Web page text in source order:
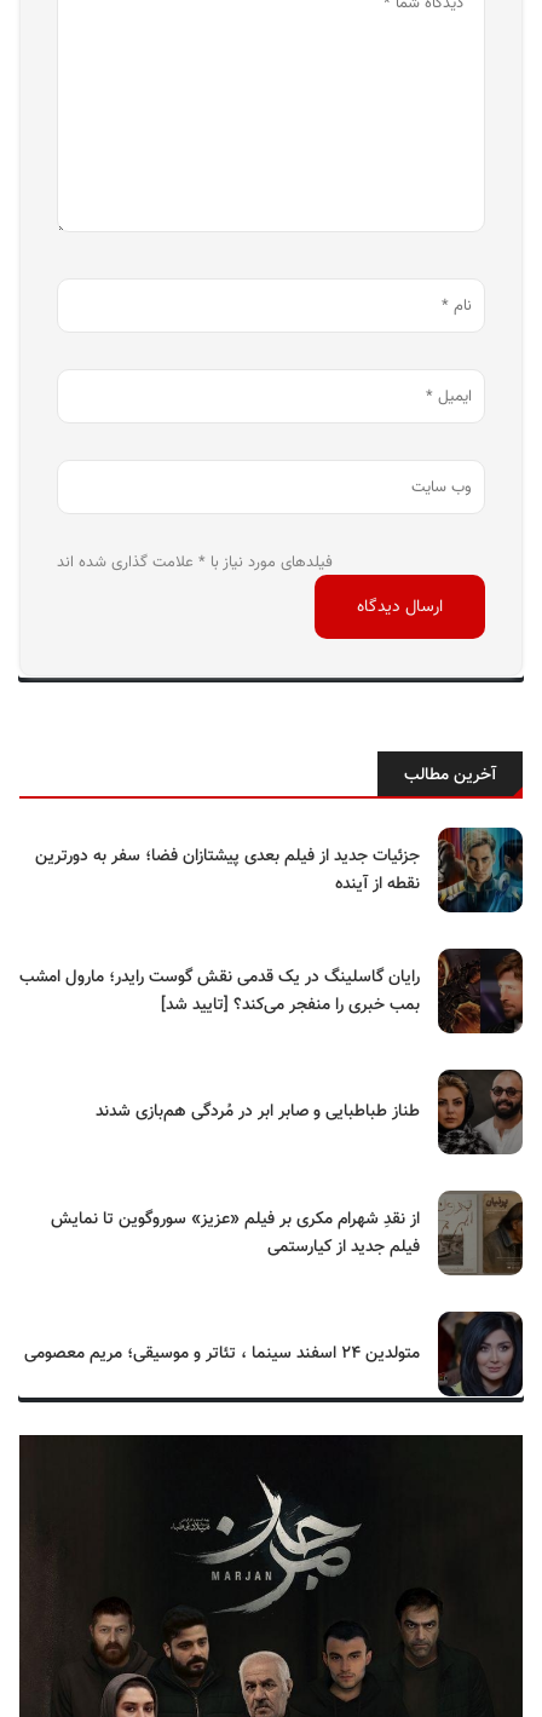
فیلدهای مورد نیاز با * علامت گذاری شده اند
آخرین مطالب
جزئیات جدید از فیلم بعدی پیشتازان فضا؛ سفر به دورترین
نقطه از آینده
رایان گاسلینگ در یک قدمی نقش گوست رایدر؛ مارول امشب
بمب خبری را منفجر می‌کند؟ [تایید شد]
طناز طباطبایی و صابر ابر در مُردگی هم‌بازی شدند
از نقدِ شهرام مکری بر فیلم «عزیز» سوروگوین تا نمایش
فیلم جدید از کیارستمی
متولدین ۲۴ اسفند سینما ، تئاتر و موسیقی؛ مریم معصومی